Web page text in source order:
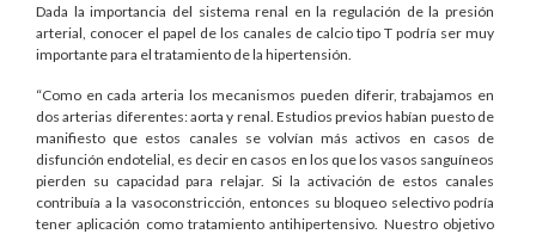
Dada la importancia del sistema renal en la regulación de la presión
arterial, conocer el papel de los canales de calcio tipo T podría ser muy
importante para el tratamiento de la hipertensión.
“Como en cada arteria los mecanismos pueden diferir, trabajamos en
dos arterias diferentes: aorta y renal. Estudios previos habían puesto de
manifiesto que estos canales se volvían más activos en casos de
disfunción endotelial, es decir en casos en los que los vasos sanguíneos
pierden su capacidad para relajar. Si la activación de estos canales
contribuía a la vasoconstricción, entonces su bloqueo selectivo podría
tener aplicación como tratamiento antihipertensivo. Nuestro objetivo